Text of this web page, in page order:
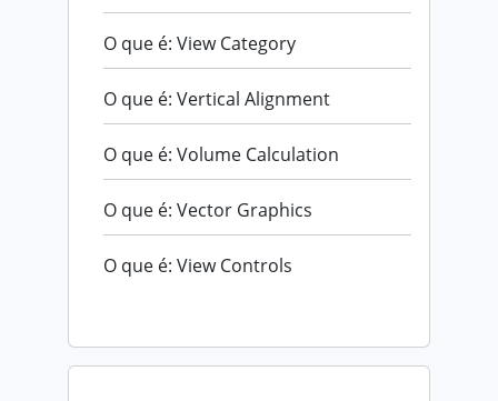
O que é: View Category
O que é: Vertical Alignment
O que é: Volume Calculation
O que é: Vector Graphics
O que é: View Controls